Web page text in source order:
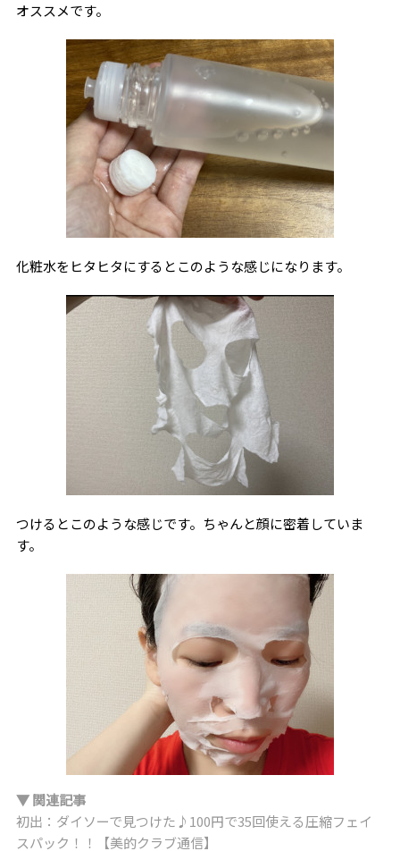
オススメです。
化粧水をヒタヒタにするとこのような感じになります。
つけるとこのような感じです。ちゃんと顔に密着していま
す。
▼ 関連記事
初出：ダイソーで見つけた♪100円で35回使える圧縮フェイ
スパック！！【美的クラブ通信】